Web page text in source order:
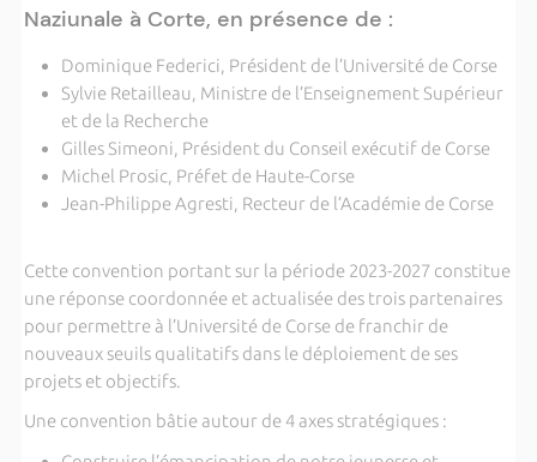
Naziunale à Corte, en présence de :
Dominique Federici, Président de l’Université de Corse
Sylvie Retailleau, Ministre de l’Enseignement Supérieur
et de la Recherche
Gilles Simeoni, Président du Conseil exécutif de Corse
Michel Prosic, Préfet de Haute-Corse
Jean-Philippe Agresti, Recteur de l’Académie de Corse
Cette convention portant sur la période 2023-2027 constitue
une réponse coordonnée et actualisée des trois partenaires
pour permettre à l’Université de Corse de franchir de
nouveaux seuils qualitatifs dans le déploiement de ses
projets et objectifs.
Une convention bâtie autour de 4 axes stratégiques :